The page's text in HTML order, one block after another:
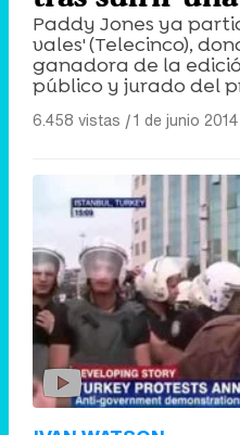
Paddy Jones ya
vales' (Telecinco),
ganadora de la
público y jurado del
6.458 vistas |1 de junio 2014